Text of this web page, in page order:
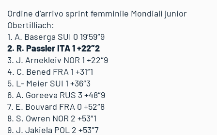
Ordine d’arrivo sprint femminile Mondiali junior
Obertilliach:
1. A. Baserga SUI 0 19’59″9
2. R. Passler ITA 1 +22″2
3. J. Arnekleiv NOR 1 +22″9
4. C. Bened FRA 1 +31″1
5. L- Meier SUI 1 +36″3
6. A. Goreeva RUS 3 +48″9
7. E. Bouvard FRA 0 +52″8
8. S. Owren NOR 2 +53″1
9. J. Jakiela POL 2 +53″7